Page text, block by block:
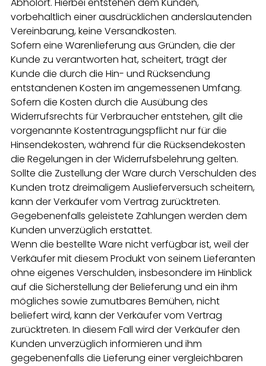
vorbehaltlich einer ausdrücklichen anderslautenden
Vereinbarung, keine Versandkosten.
Sofern eine Warenlieferung aus Gründen, die der
Kunde zu verantworten hat, scheitert, trägt der
Kunde die durch die Hin- und Rücksendung
entstandenen Kosten im angemessenen Umfang.
Sofern die Kosten durch die Ausübung des
Widerrufsrechts für Verbraucher entstehen, gilt die
vorgenannte Kostentragungspflicht nur für die
Hinsendekosten, während für die Rücksendekosten
die Regelungen in der Widerrufsbelehrung gelten.
Sollte die Zustellung der Ware durch Verschulden des
Kunden trotz dreimaligem Auslieferversuch scheitern,
kann der Verkäufer vom Vertrag zurücktreten.
Gegebenenfalls geleistete Zahlungen werden dem
Kunden unverzüglich erstattet.
Wenn die bestellte Ware nicht verfügbar ist, weil der
Verkäufer mit diesem Produkt von seinem Lieferanten
ohne eigenes Verschulden, insbesondere im Hinblick
auf die Sicherstellung der Belieferung und ein ihm
mögliches sowie zumutbares Bemühen, nicht
beliefert wird, kann der Verkäufer vom Vertrag
zurücktreten. In diesem Fall wird der Verkäufer den
Kunden unverzüglich informieren und ihm
gegebenenfalls die Lieferung einer vergleichbaren